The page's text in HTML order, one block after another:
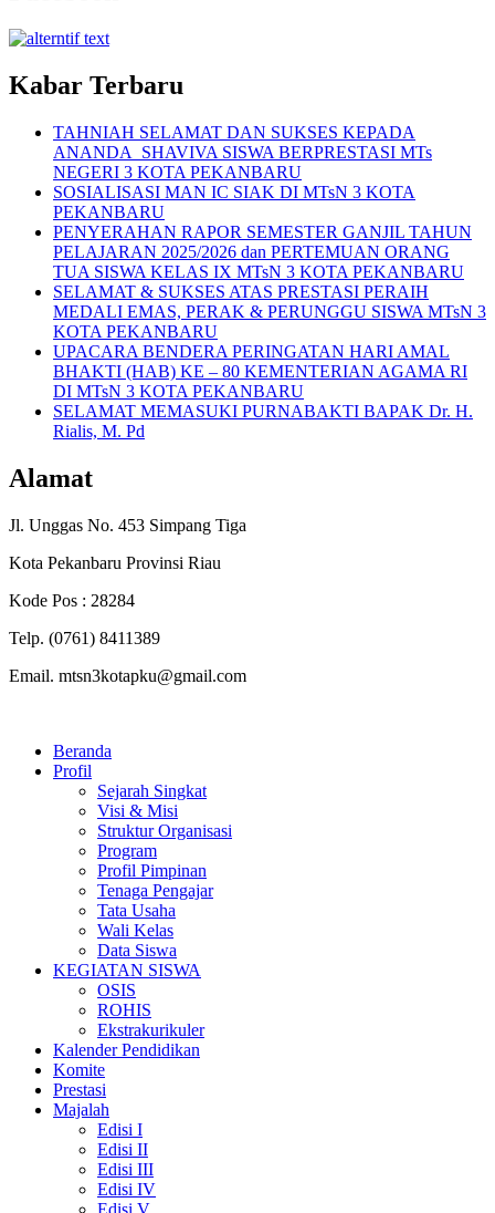
Kabar Terbaru
TAHNIAH SELAMAT DAN SUKSES KEPADA
ANANDA SHAVIVA SISWA BERPRESTASI MTs
NEGERI 3 KOTA PEKANBARU
SOSIALISASI MAN IC SIAK DI MTsN 3 KOTA
PEKANBARU
PENYERAHAN RAPOR SEMESTER GANJIL TAHUN
PELAJARAN 2025/2026 dan PERTEMUAN ORANG
TUA SISWA KELAS IX MTsN 3 KOTA PEKANBARU
SELAMAT & SUKSES ATAS PRESTASI PERAIH
MEDALI EMAS, PERAK & PERUNGGU SISWA MTsN 3
KOTA PEKANBARU
UPACARA BENDERA PERINGATAN HARI AMAL
BHAKTI (HAB) KE – 80 KEMENTERIAN AGAMA RI
DI MTsN 3 KOTA PEKANBARU
SELAMAT MEMASUKI PURNABAKTI BAPAK Dr. H.
Rialis, M. Pd
Alamat
Jl. Unggas No. 453 Simpang Tiga
Kota Pekanbaru Provinsi Riau
Kode Pos : 28284
Telp. (0761) 8411389
Email. mtsn3kotapku@gmail.com
Beranda
Profil
Sejarah Singkat
Visi & Misi
Struktur Organisasi
Program
Profil Pimpinan
Tenaga Pengajar
Tata Usaha
Wali Kelas
Data Siswa
KEGIATAN SISWA
OSIS
ROHIS
Ekstrakurikuler
Kalender Pendidikan
Komite
Prestasi
Majalah
Edisi I
Edisi II
Edisi III
Edisi IV
Edisi V